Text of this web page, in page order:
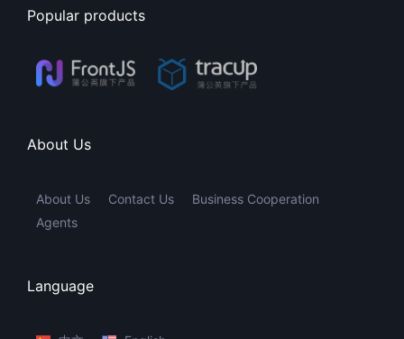
Popular products
About Us
About Us Contact Us
Business Cooperation
Agents
Language